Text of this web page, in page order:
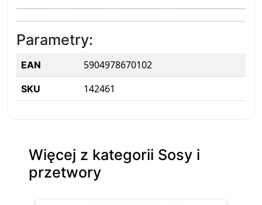
Parametry:
EAN 5904978670102
SKU 142461
Więcej z kategorii Sosy i
przetwory